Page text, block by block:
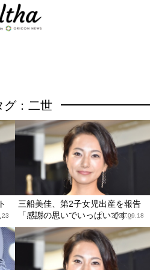
グ：二世
三船美佳、第2子女児出産を報告
「感謝の思いでいっぱいです」
2020.09.18